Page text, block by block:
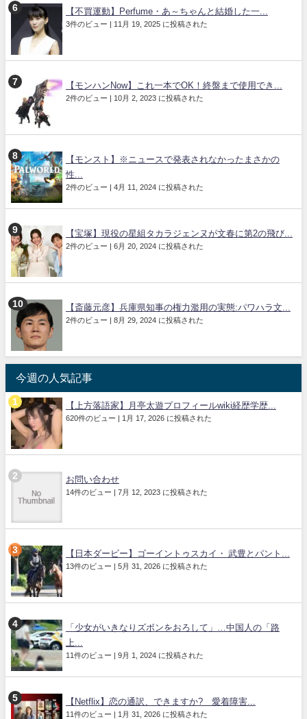
【不買運動】Perfume・あ～ちゃんと結婚した一...
3件のビュー | 11月 19, 2025 に投稿された
【モンハンNow】これ一本でOK！終盤まで使用でき...
2件のビュー | 10月 2, 2023 に投稿された
【モンスト】※ニュースで発表されなかったまさかの
性...
2件のビュー | 4月 11, 2024 に投稿された
【宝塚】現役の星組タカラジェンヌが文春に第2の飛び...
2件のビュー | 6月 20, 2024 に投稿された
【斎藤元彦】兵庫県知事の権力濫用の実態:パワハラ文...
2件のビュー | 8月 29, 2024 に投稿された
今週の人気記事
【上方落語家】月亭太遊プロフィールwiki経歴学歴...
620件のビュー | 1月 17, 2026 に投稿された
お問い合わせ
14件のビュー | 7月 12, 2023 に投稿された
【日本ダービー】ゴーイントゥスカイ・ 武豊とパント...
13件のビュー | 5月 31, 2026 に投稿された
「少女がいきなりズボンをおろして」…中国人の「路
上...
11件のビュー | 9月 1, 2024 に投稿された
【Netflix】恋の通訳、できますか? 愛着障害...
11件のビュー | 1月 31, 2026 に投稿された